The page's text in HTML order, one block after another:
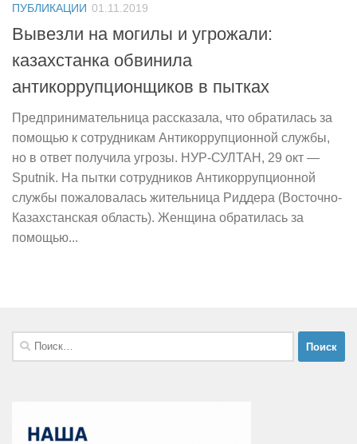
ПУБЛИКАЦИИ 01.11.2019
Вывезли на могилы и угрожали:
казахстанка обвинила
антикоррупционщиков в пытках
Предпринимательница рассказала, что обратилась за
помощью к сотрудникам Антикоррупционной службы,
но в ответ получила угрозы. НУР-СУЛТАН, 29 окт —
Sputnik. На пытки сотрудников Антикоррупционной
службы пожаловалась жительница Риддера (Восточно-
Казахстанская область). Женщина обратилась за
помощью...
Найти: